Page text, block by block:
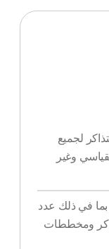
لجميع
وغير
بما في ذلك عدد
ومخططات